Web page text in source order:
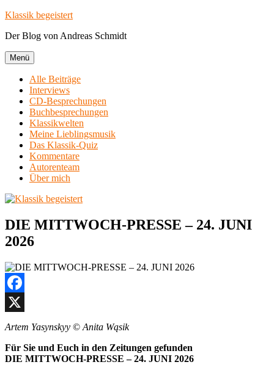
Zum
springen
Klassik begeistert
Der Blog von Andreas Schmidt
Menü
Alle Beiträge
Interviews
CD-Besprechungen
Buchbesprechungen
Klassikwelten
Meine Lieblingsmusik
Das Klassik-Quiz
Kommentare
Autorenteam
Über mich
DIE MITTWOCH-PRESSE – 24. JUNI
2026
Facebook
X
Artem Yasynskyy © Anita Wąsik
Für Sie und Euch in den Zeitungen gefunden
DIE MITTWOCH-PRESSE – 24. JUNI 2026